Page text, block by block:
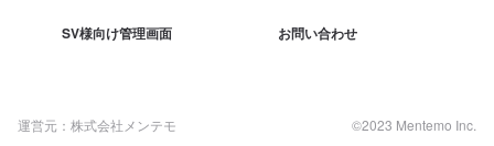
SV様向け管理画面 お問い合わせ
運営元：株式会社メンテモ ©2023 Mentemo Inc.